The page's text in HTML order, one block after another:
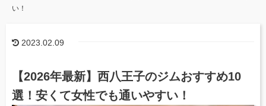
い！
2023.02.09
【2026年最新】西八王子のジムおすすめ10
選！安くて女性でも通いやすい！